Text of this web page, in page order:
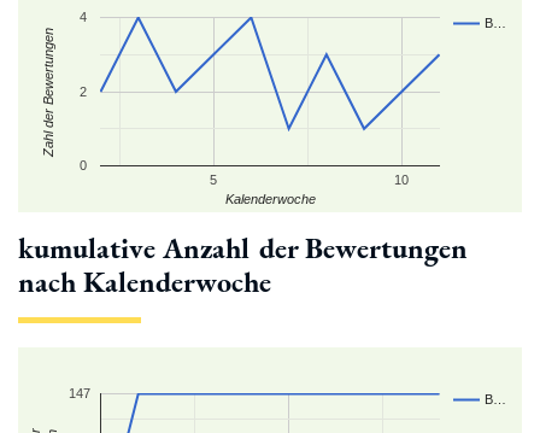
B…
5 10
0
2
4
Kalenderwoche
Zahl der Bewertungen
kumulative Anzahl der Bewertungen
nach Kalenderwoche
B…
147